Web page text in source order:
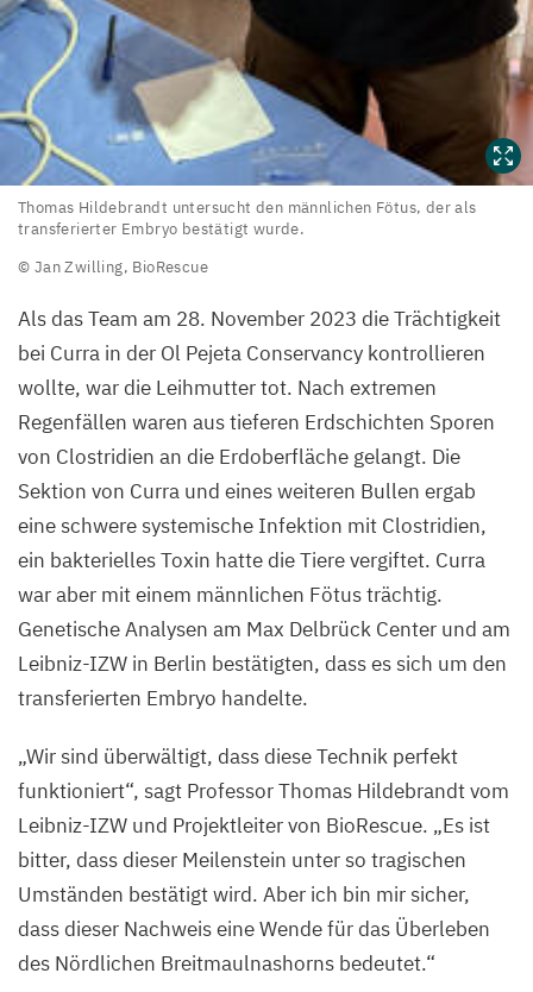
Thomas
Hildebrandt
untersucht
den
männlichen
Fötus,
der
transferierter
Embryo
bestätigt
Jan
Zwilling,
Thomas Hildebrandt untersucht den männlichen Fötus, der als
transferierter Embryo bestätigt wurde.
© Jan Zwilling, BioRescue
Als das Team am 28. November 2023 die Trächtigkeit
bei Curra in der Ol Pejeta Conservancy kontrollieren
wollte, war die Leihmutter tot. Nach extremen
Regenfällen waren aus tieferen Erdschichten Sporen
von Clostridien an die Erdoberfläche gelangt. Die
Sektion von Curra und eines weiteren Bullen ergab
eine schwere systemische Infektion mit Clostridien,
ein bakterielles Toxin hatte die Tiere vergiftet. Curra
war aber mit einem männlichen Fötus trächtig.
Genetische Analysen am Max Delbrück Center und am
Leibniz-IZW in Berlin bestätigten, dass es sich um den
transferierten Embryo handelte.
„Wir sind überwältigt, dass diese Technik perfekt
funktioniert“, sagt Professor Thomas Hildebrandt vom
Leibniz-IZW und Projektleiter von BioRescue. „Es ist
bitter, dass dieser Meilenstein unter so tragischen
Umständen bestätigt wird. Aber ich bin mir sicher,
dass dieser Nachweis eine Wende für das Überleben
des Nördlichen Breitmaulnashorns bedeutet.“